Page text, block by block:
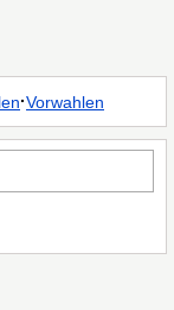
·Vorwahlen